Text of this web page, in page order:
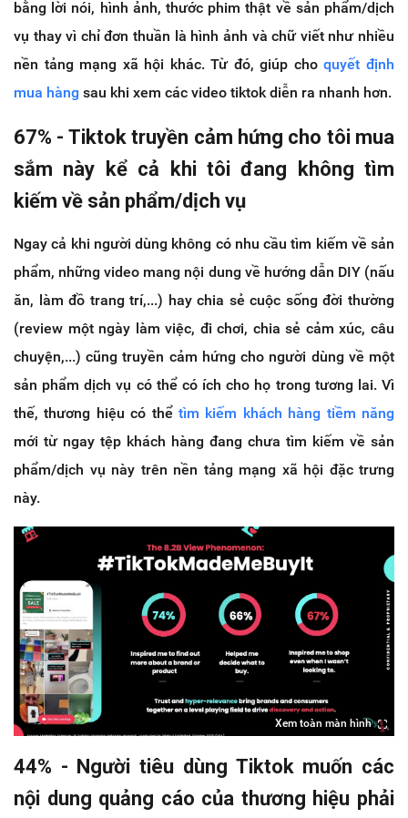
bằng lời nói, hình ảnh, thước phim thật về sản phẩm/dịch
vụ thay vì chỉ đơn thuần là hình ảnh và chữ viết như nhiều
nền tảng mạng xã hội khác. Từ đó, giúp choquyết định
mua hàng sau khi xem các video tiktok diễn ra nhanh hơn.
67% - Tiktok truyền cảm hứng cho tôi mua
sắm này kể cả khi tôi đang không tìm
kiếm về sản phẩm/dịch vụ
Ngay cả khi người dùng không có nhu cầu tìm kiếm về sản
phẩm, những video mang nội dung về hướng dẫn DIY (nấu
ăn, làm đồ trang trí,...) hay chia sẻ cuộc sống đời thường
(review một ngày làm việc, đi chơi, chia sẻ cảm xúc, câu
chuyện,...) cũng truyền cảm hứng cho người dùng về một
sản phẩm dịch vụ có thể có ích cho họ trong tương lai. Vì
thế, thương hiệu có thể tìm kiếm khách hàng tiềm năng
mới từ ngay tệp khách hàng đang chưa tìm kiếm về sản
phẩm/dịch vụ này trên nền tảng mạng xã hội đặc trưng
này.
Xem toàn màn hình
44% - Người tiêu dùng Tiktok muốn các
nội dung quảng cáo của thương hiệu phải